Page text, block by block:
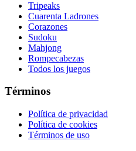
Tripeaks
Cuarenta Ladrones
Corazones
Sudoku
Mahjong
Rompecabezas
Todos los juegos
Términos
Política de privacidad
Política de cookies
Términos de uso